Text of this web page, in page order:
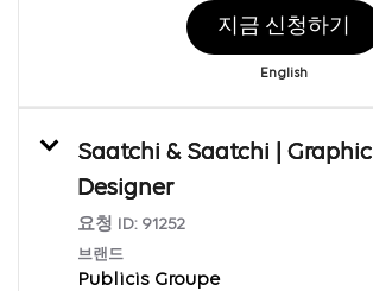
지금 신청하기
English
Saatchi & Saatchi | Graphic
Designer
요청 ID: 91252
브랜드
Publicis Groupe